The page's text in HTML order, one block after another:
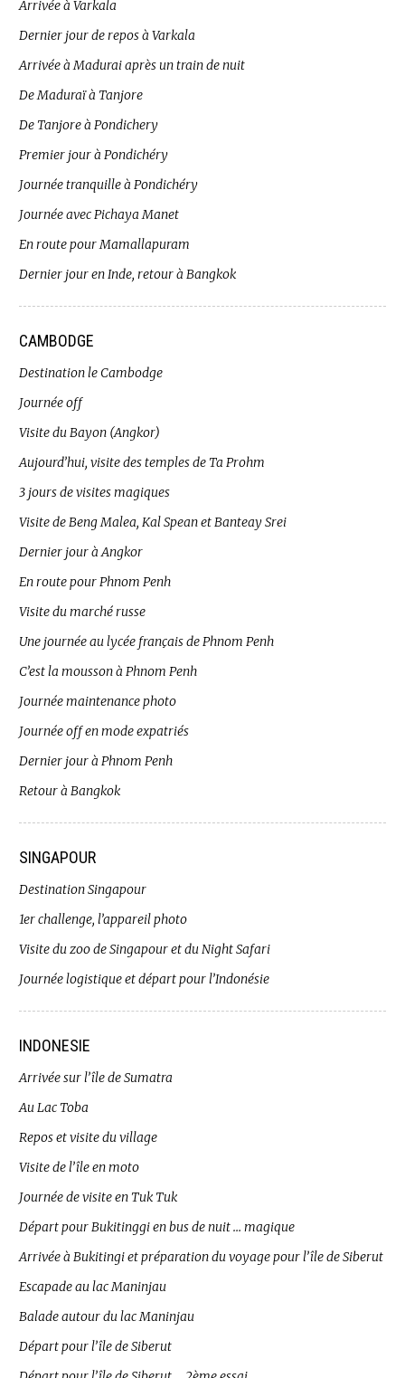
Arrivée à Varkala
Dernier jour de repos à Varkala
Arrivée à Madurai après un train de nuit
De Maduraï à Tanjore
De Tanjore à Pondichery
Premier jour à Pondichéry
Journée tranquille à Pondichéry
Journée avec Pichaya Manet
En route pour Mamallapuram
Dernier jour en Inde, retour à Bangkok
CAMBODGE
Destination le Cambodge
Journée off
Visite du Bayon (Angkor)
Aujourd’hui, visite des temples de Ta Prohm
3 jours de visites magiques
Visite de Beng Malea, Kal Spean et Banteay Srei
Dernier jour à Angkor
En route pour Phnom Penh
Visite du marché russe
Une journée au lycée français de Phnom Penh
C’est la mousson à Phnom Penh
Journée maintenance photo
Journée off en mode expatriés
Dernier jour à Phnom Penh
Retour à Bangkok
SINGAPOUR
Destination Singapour
1er challenge, l’appareil photo
Visite du zoo de Singapour et du Night Safari
Journée logistique et départ pour l’Indonésie
INDONESIE
Arrivée sur l’île de Sumatra
Au Lac Toba
Repos et visite du village
Visite de l’île en moto
Journée de visite en Tuk Tuk
Départ pour Bukitinggi en bus de nuit … magique
Arrivée à Bukitingi et préparation du voyage pour l’île de Siberut
Escapade au lac Maninjau
Balade autour du lac Maninjau
Départ pour l’île de Siberut